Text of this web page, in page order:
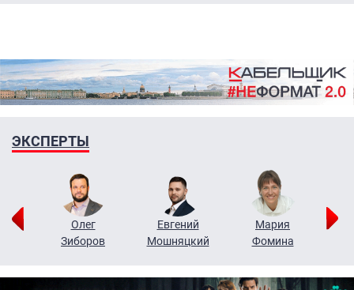
ЭКСПЕРТЫ
Олег
Зиборов
Евгений
Мошняцкий
Мария
Фомина